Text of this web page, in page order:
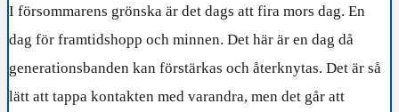
I försommarens grönska är det dags att fira mors dag. En
dag för framtidshopp och minnen. Det här är en dag då
generationsbanden kan förstärkas och återknytas. Det är så
lätt att tappa kontakten med varandra, men det går att